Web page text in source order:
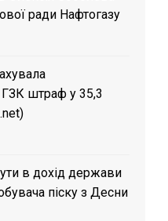
ради Нафтогазу
штраф у 35,3
в дохід держави
піску з Десни